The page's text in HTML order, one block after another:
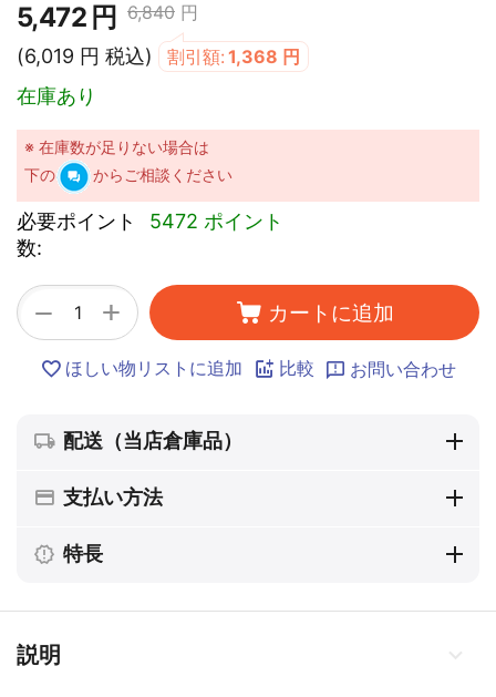
5,472 円 6,840 円
(6,019 円 税込) 割引額: 1,368 円
在庫あり
※ 在庫数が足りない場合は
下の
からご相談ください
必要ポイント
数:
5472 ポイント
+
− カートに追加
ほしい物リストに追加 比較 お問い合わせ
配送（当店倉庫品）
支払い方法
特長
説明